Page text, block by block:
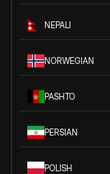
NEPALI
NORWEGIAN
PASHTO
PERSIAN
POLISH